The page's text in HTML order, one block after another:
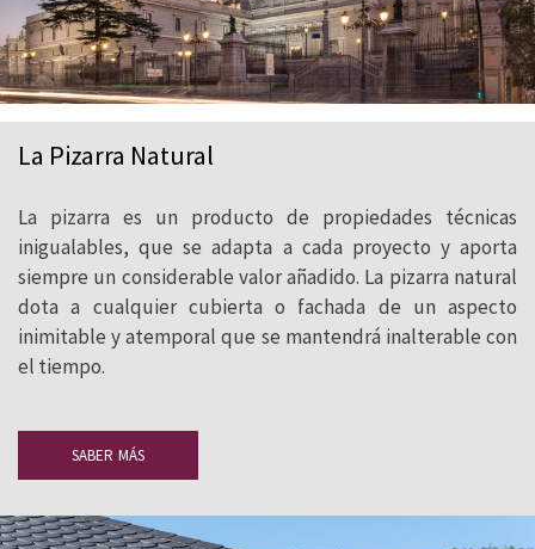
La Pizarra Natural
La pizarra es un producto de propiedades técnicas
inigualables, que se adapta a cada proyecto y aporta
siempre un considerable valor añadido. La pizarra natural
dota a cualquier cubierta o fachada de un aspecto
inimitable y atemporal que se mantendrá inalterable con
el tiempo.
SABER MÁS